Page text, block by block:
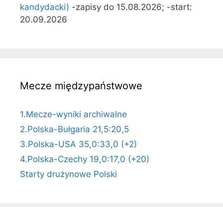
kandydacki) -zapisy do 15.08.2026; -start:
20.09.2026
Mecze międzypaństwowe
1.Mecze-wyniki archiwalne
2.Polska-Bułgaria 21,5:20,5
3.Polska-USA 35,0:33,0 (+2)
4.Polska-Czechy 19,0:17,0 (+20)
Starty drużynowe Polski